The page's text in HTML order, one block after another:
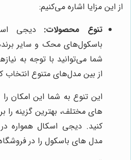
از این مزایا اشاره می‌کنیم:
تنوع محصولات: دیجی
باسکول‌های محک و سایر
شما می‌توانید با توجه به
از بین مدل‌های متنوع انتخاب
این تنوع به شما این امکان
های مختلف، بهترین گزینه را
کنید. دیجی اسکال همواره
مدل های باسکول را در